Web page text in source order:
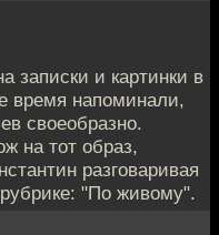
записки и картинки в
время напоминали,
своеобразно.
на тот образ,
разговаривая
"По живому".